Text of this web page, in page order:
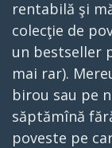
rentabilă şi
colecţie de
un bestseller
mai rar).
birou sau pe
săptămînă
poveste pe